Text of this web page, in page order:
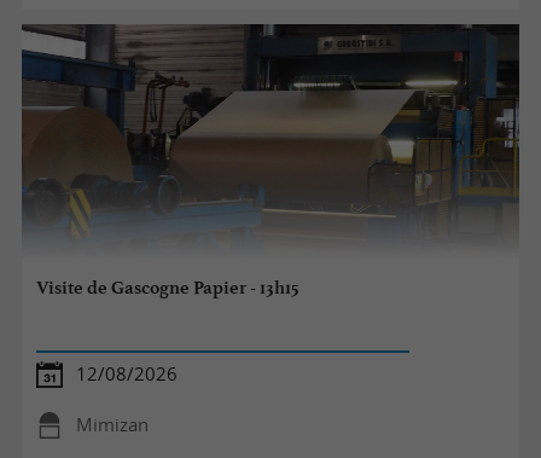
Visite de Gascogne Papier - 13h15
12/08/2026
Mimizan